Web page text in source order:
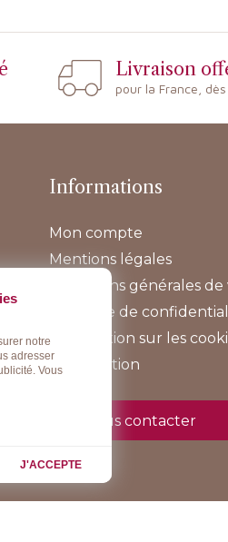
Livraison
pour la France,
Informations
Mon compte
Mentions légales
Conditions générales
Politique de
Information sur les
Rétractation
Nous contacter
notre
adresser
Vous
J'ACCEPTE